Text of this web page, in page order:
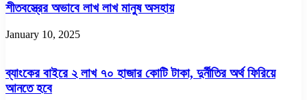
শীতবস্ত্রের অভাবে লাখ লাখ মানুষ অসহায়
January 10, 2025
ব্যাংকের বাইরে ২ লাখ ৭০ হাজার কোটি টাকা, দুর্নীতির অর্থ ফিরিয়ে
আনতে হবে